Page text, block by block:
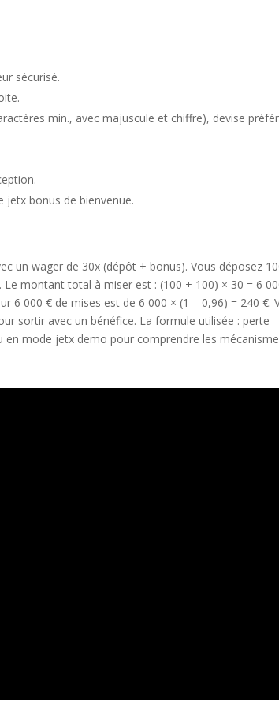
sécurisé.
min., avec majuscule et chiffre), devise
bonus de bienvenue.
un wager de 30x (dépôt + bonus). Vous déposez
montant total à miser est : (100 + 100) × 30 = 6
6 000 € de mises est de 6 000 × (1 – 0,96) = 240 €.
sortir avec un bénéfice. La formule utilisée : perte
mode jetx demo pour comprendre les